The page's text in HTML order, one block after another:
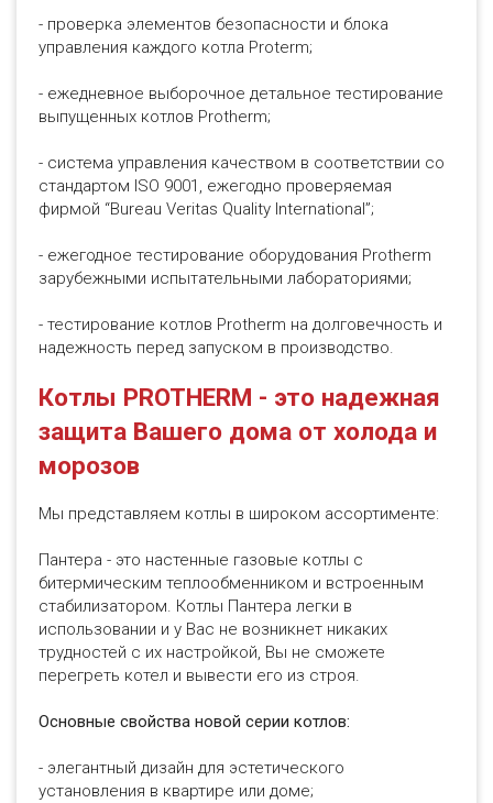
- проверка элементов безопасности и блока
управления каждого котла Proterm;
- ежедневное выборочное детальное тестирование
выпущенных котлов Protherm;
- система управления качеством в соответствии со
стандартом ISO 9001, ежегодно проверяемая
фирмой “Bureau Veritas Quality International”;
- ежегодное тестирование оборудования Protherm
зарубежными испытательными лабораториями;
- тестирование котлов Protherm на долговечность и
надежность перед запуском в производство.
Котлы PROTHERM - это надежная
защита Вашего дома от холода и
морозов
Мы представляем котлы в широком ассортименте:
Пантера - это настенные газовые котлы с
битермическим теплообменником и встроенным
стабилизатором. Котлы Пантера легки в
использовании и у Вас не возникнет никаких
трудностей с их настройкой, Вы не сможете
перегреть котел и вывести его из строя.
Основные свойства новой серии котлов:
- элегантный дизайн для эстетического
установления в квартире или доме;